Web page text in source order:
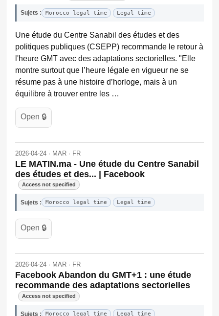
Sujets : Morocco legal time Legal time
Une étude du Centre Sanabil des études et des
politiques publiques (CSEPP) recommande le retour à
l'heure GMT avec des adaptations sectorielles. "Elle
montre surtout que l’heure légale en vigueur ne se
résume pas à une histoire d’horloge, mais à un
équilibre à trouver entre les …
Open 🔒
2026-04-24 · MAR · FR
LE MATIN.ma - Une étude du Centre Sanabil
des études et des... | Facebook
Access not specified
Sujets : Morocco legal time Legal time
Open 🔒
2026-04-24 · MAR · FR
Facebook Abandon du GMT+1 : une étude
recommande des adaptations sectorielles
Access not specified
Sujets : Morocco legal time Legal time